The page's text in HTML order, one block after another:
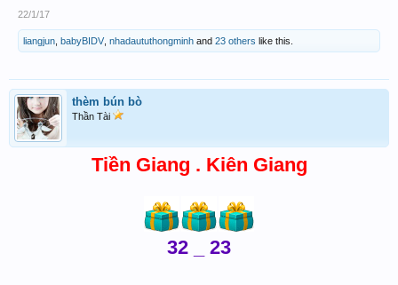
22/1/17
liangjun babyBIDV nhadaututhongminh and 23 others like this.
thèm bún bò
Thần Tài
Tiền Giang . Kiên Giang
32 _ 23